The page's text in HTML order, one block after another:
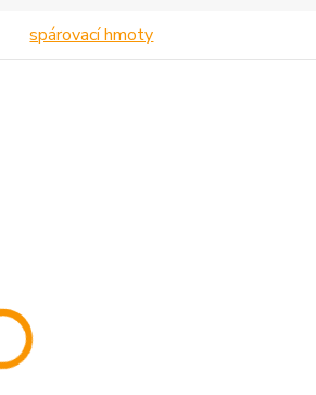
spárovací hmoty